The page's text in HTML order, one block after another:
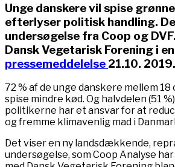
Unge danskere vil spise
efterlyser politisk handling.
undersøgelse fra Coop og
Dansk Vegetarisk Forening i en
pressemeddelelse 21.10. 2019.
72 % af de unge danskere mellem
spise mindre kød. Og halvdelen (51
politikerne har et ansvar for at
og fremme klimavenlig mad i
Det viser en ny landsdækkende,
undersøgelse, som Coop Analyse